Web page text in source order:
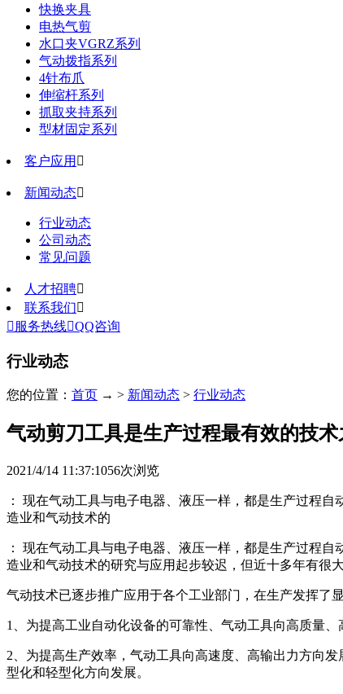
快换夹具
电热气剪
水口夹VGRZ系列
气动拨指系列
4针布爪
伸缩杆系列
抓取夹持系列
型材固定系列
客户应用 
新闻动态
行业动态
公司动态
常见问题
人才招聘
联系我们
 服务热线QQ咨询
行业动态
您的位置： 首页 → > 新闻动态 > 行业动态
气动剪刀工具是生产过程最有效的技术
2021/4/14 11:37:1056次浏览
： 现在气动工具与电子电器、液压一样，都是生产过程
造业和气动技术的
： 现在气动工具与电子电器、液压一样，都是生产过程
造业和气动技术的研究与应用起步较迟，但近十多年有很大
气动技术已逐步推广应用于各个工业部门，在生产发挥了显
1、为提高工业自动化设备的可靠性、气动工具向高质量、
2、为提高生产效率，气动工具向高速度、高输出力方向
型化和轻型化方向发展。